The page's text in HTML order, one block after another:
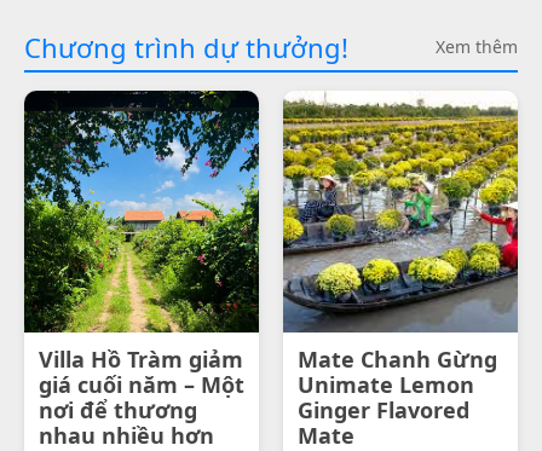
Chương trình dự thưởng! Xem thêm
Villa Hồ Tràm giảm
giá cuối năm – Một
nơi để thương
nhau nhiều hơn
Mate Chanh Gừng
Unimate Lemon
Ginger Flavored
Mate